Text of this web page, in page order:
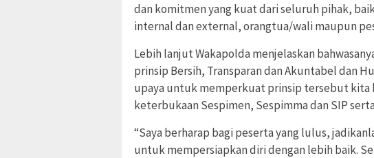
dan komitmen yang kuat dari seluruh pihak,
internal dan external, orangtua/wali maupun
Lebih lanjut Wakapolda menjelaskan
prinsip Bersih, Transparan dan Akuntabel dan
upaya untuk memperkuat prinsip tersebut kita
keterbukaan Sespimen, Sespimma dan SIP
“Saya berharap bagi peserta yang lulus,
untuk mempersiapkan diri dengan lebih baik.